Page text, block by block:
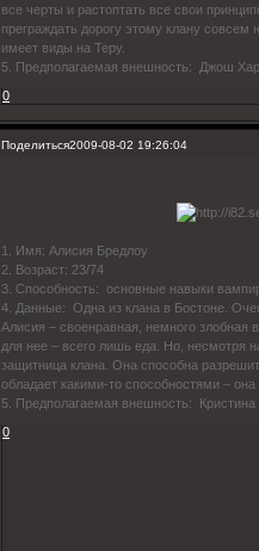
все черты и растоптать все свои
преграждать дорогу этому клану
имеет виды на Теру.
5. Предполагаемая внешность: Джош
0
Поделиться2009-08-02 19:26:04
1. Имя: Алисия Бредлоу
2. Возраст: 23/74
3. Способность: основные навыки
4. Данные: Одна из клана в Бостоне.
Алисия – своенравная, немного злобная
для нее – всего лишь еда. Но, несмотря
защитница клана. Она способна
обладает какими-то способностями –
5. Предполагаемая внешность: Кристина
0